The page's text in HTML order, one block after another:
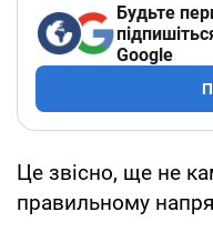
Будьте
Google
Це звісно, ще не
правильному